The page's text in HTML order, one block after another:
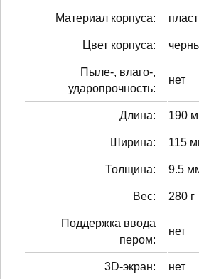
Материал корпуса:
Цвет корпуса:
Пыле-, влаго-,
ударопрочность:
нет
Длина: 190
Ширина: 115
Толщина: 9.5
Вес: 280 г
Поддержка ввода
пером:
нет
3D-экран: нет